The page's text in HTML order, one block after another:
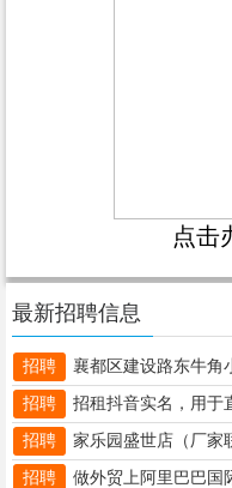
点击
最新招聘信息
招聘
招聘
招聘
招聘